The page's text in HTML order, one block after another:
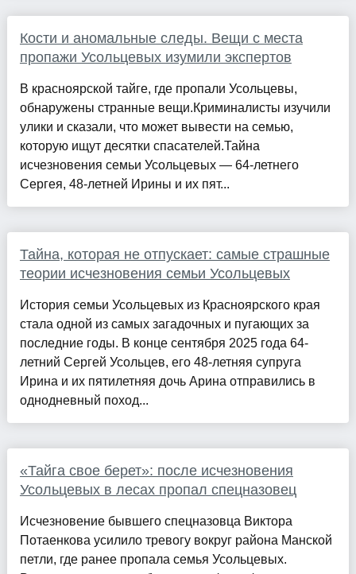
Кости и аномальные следы. Вещи с места
пропажи Усольцевых изумили экспертов
В красноярской тайге, где пропали Усольцевы,
обнаружены странные вещи.Криминалисты изучили
улики и сказали, что может вывести на семью,
которую ищут десятки спасателей.Тайна
исчезновения семьи Усольцевых — 64-летнего
Сергея, 48-летней Ирины и их пят...
Тайна, которая не отпускает: самые страшные
теории исчезновения семьи Усольцевых
История семьи Усольцевых из Красноярского края
стала одной из самых загадочных и пугающих за
последние годы. В конце сентября 2025 года 64-
летний Сергей Усольцев, его 48-летняя супруга
Ирина и их пятилетняя дочь Арина отправились в
однодневный поход...
«Тайга свое берет»: после исчезновения
Усольцевых в лесах пропал спецназовец
Исчезновение бывшего спецназовца Виктора
Потаенкова усилило тревогу вокруг района Манской
петли, где ранее пропала семья Усольцевых.